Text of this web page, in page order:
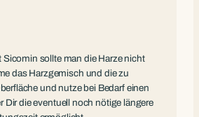
Sicomin sollte man die Harze nicht
das Harzgemisch und die zu
und nutze bei Bedarf einen
Dir die eventuell noch nötige längere